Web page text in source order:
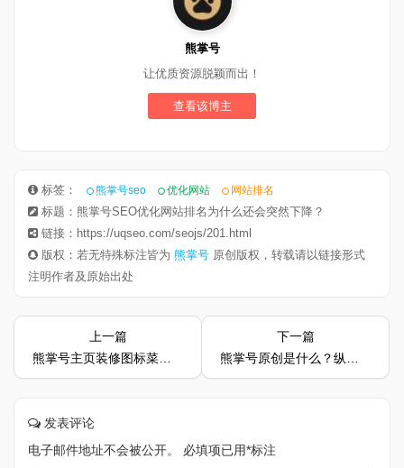
熊掌号
让优质资源脱颖而出！
查看该博主
标签： 熊掌号seo 优化网站 网站排名
标题：熊掌号SEO优化网站排名为什么还会突然下降？
链接：https://uqseo.com/seojs/201.html
版权：若无特殊标注皆为 熊掌号 原创版权，转载请以链接形式
注明作者及原始出处
上一篇
熊掌号主页装修图标菜单 宣传位新技能 一分钟升级品牌营销新装备
下一篇
熊掌号原创是什么？纵横SEO教你如何通过原创标识获取百度扶持？
发表评论
电子邮件地址不会被公开。
必填项已用*标注